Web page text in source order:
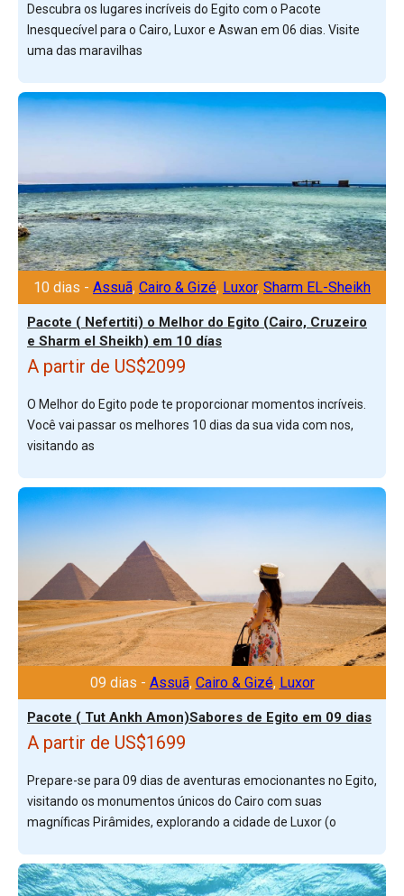
Descubra os lugares incríveis do Egito com o Pacote
Inesquecível para o Cairo, Luxor e Aswan em 06 dias. Visite
uma das maravilhas
10 dias - Assuã, Cairo & Gizé, Luxor, Sharm EL-Sheikh
Pacote ( Nefertiti) o Melhor do Egito (Cairo, Cruzeiro
e Sharm el Sheikh) em 10 días
A partir de US$2099
O Melhor do Egito pode te proporcionar momentos incríveis.
Você vai passar os melhores 10 dias da sua vida com nos,
visitando as
09 dias - Assuã, Cairo & Gizé, Luxor
Pacote ( Tut Ankh Amon)Sabores de Egito em 09 dias
A partir de US$1699
Prepare-se para 09 dias de aventuras emocionantes no Egito,
visitando os monumentos únicos do Cairo com suas
magníficas Pirâmides, explorando a cidade de Luxor (o